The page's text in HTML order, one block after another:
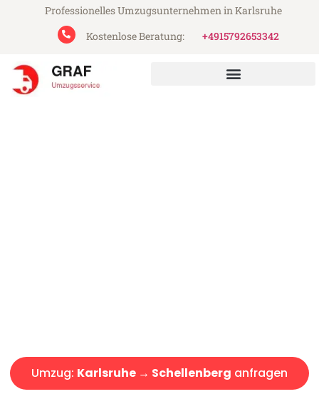
Professionelles Umzugsunternehmen in Karlsruhe
Kostenlose Beratung:
+4915792653342
Umzug: Karlsruhe → Schellenberg anfragen